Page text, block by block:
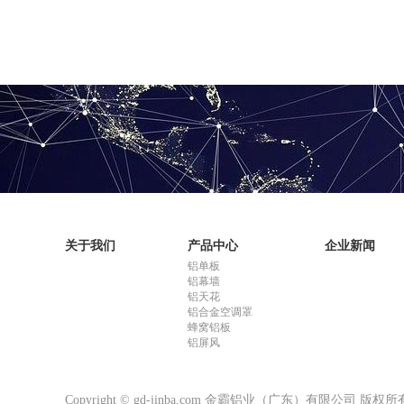
关于我们 产品中心
铝单板
铝幕墙
铝天花
铝合金空调罩
蜂窝铝板
铝屏风
企业新闻
Copyright © gd-jinba.com 金霸铝业（广东）有限公司 版权所